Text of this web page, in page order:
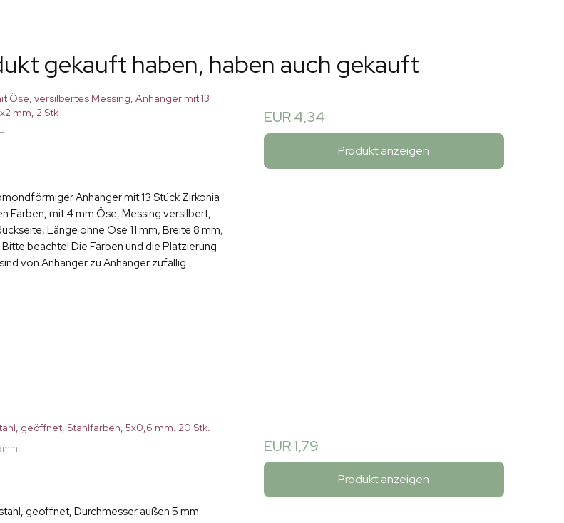
gekauft haben, haben auch gekauft
Öse, versilbertes Messing, Anhänger mit 13
mm, 2 Stk
Anhänger mit 13 Stück Zirkonia
Farben, mit 4 mm Öse, Messing versilbert,
Länge ohne Öse 11 mm, Breite 8 mm,
Bitte beachte! Die Farben und die Platzierung
von Anhänger zu Anhänger zufällig.
EUR 4,34
Produkt anzeigen
geöffnet, Stahlfarben, 5x0,6 mm. 20 Stk.
geöffnet, Durchmesser außen 5 mm.
EUR 1,79
Produkt anzeigen